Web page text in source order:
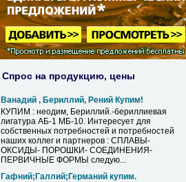
Спрос на продукцию, цены
Ванадий , Бериллий, Рений Купим!
КУПИМ : неодим, Бериллий.-бериллиевая
лигатура АБ-1 МБ-10. Интересует для
собственных потребностей и потребностей
наших коллег и партнеров : СПЛАВЫ-
ОКСИДЫ- ПОРОШКИ- СОЕДИНЕНИЯ-
ПЕРВИЧНЫЕ ФОРМЫ следую...
Гафний;Галлий;Германий купим.